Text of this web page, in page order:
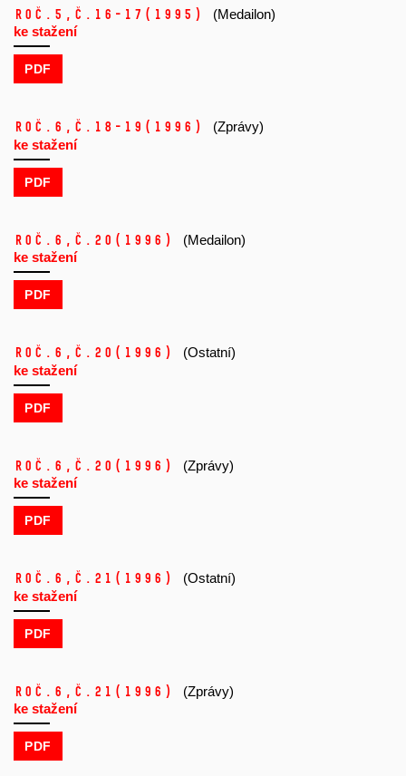
Roč.5, č.16-17 (1995)
(Medailon)
ke stažení
PDF
Roč.6, č.18-19 (1996)
(Zprávy)
ke stažení
PDF
Roč.6, č.20 (1996)
(Medailon)
ke stažení
PDF
Roč.6, č.20 (1996)
(Ostatní)
ke stažení
PDF
Roč.6, č.20 (1996)
(Zprávy)
ke stažení
PDF
Roč.6, č.21 (1996)
(Ostatní)
ke stažení
PDF
Roč.6, č.21 (1996)
(Zprávy)
ke stažení
PDF